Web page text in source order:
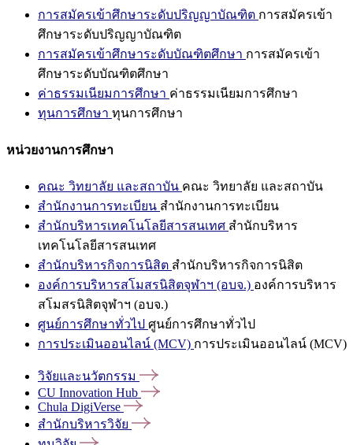
การสมัครเข้าศึกษาระดับปริญญาบัณฑิต การสมัครเข้า
ศึกษาระดับปริญญาบัณฑิต
การสมัครเข้าศึกษาระดับบัณฑิตศึกษา การสมัครเข้า
ศึกษาระดับบัณฑิตศึกษา
ค่าธรรมเนียมการศึกษา ค่าธรรมเนียมการศึกษา
ทุนการศึกษา ทุนการศึกษา
หน่วยงานการศึกษา
คณะ วิทยาลัย และสถาบัน คณะ วิทยาลัย และสถาบัน
สำนักงานการทะเบียน สำนักงานการทะเบียน
สำนักบริหารเทคโนโลยีสารสนเทศ สำนักบริหาร
เทคโนโลยีสารสนเทศ
สำนักบริหารกิจการนิสิต สำนักบริหารกิจการนิสิต
องค์การบริหารสโมสรนิสิตจุฬาฯ (อบจ.) องค์การบริหาร
สโมสรนิสิตจุฬาฯ (อบจ.)
ศูนย์การศึกษาทั่วไป ศูนย์การศึกษาทั่วไป
การประเมินออนไลน์ (MCV) การประเมินออนไลน์ (MCV)
วิจัยและนวัตกรรม
CU Innovation Hub
Chula DigiVerse
สำนักบริหารวิจัย